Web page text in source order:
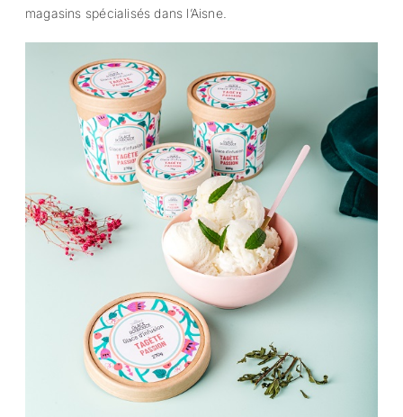
magasins spécialisés dans l’Aisne.